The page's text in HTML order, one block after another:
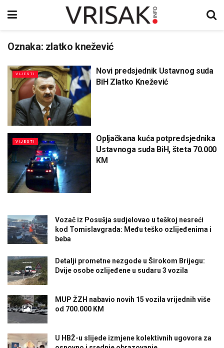
Oznaka: zlatko knežević
VIJESTI
Novi predsjednik Ustavnog suda
BiH Zlatko Knežević
VIJESTI
Opljačkana kuća potpredsjednika
Ustavnoga suda BiH, šteta 70.000
KM
Vozač iz Posušja sudjelovao u teškoj nesreći
kod Tomislavgrada: Među teško ozlijeđenima i
beba
Detalji prometne nezgode u Širokom Brijegu:
Dvije osobe ozlijeđene u sudaru 3 vozila
MUP ŽZH nabavio novih 15 vozila vrijednih više
od 700.000 KM
U HBŽ-u slijede izmjene kolektivnih ugovora za